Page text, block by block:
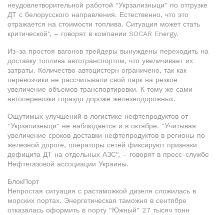
неудовлетворительной работой "Укрзализныци" по отгрузке
ДТ с белорусского направления. Естественно, что это
отражается на стоимости топлива. Ситуация может стать
критической", – говорят в компании SOCAR Energy.
Из-за простоя вагонов трейдеры вынуждены переходить на
доставку топлива автотранспортом, что увеличивает их
затраты. Количество автоцистерн ограничено, так как
перевозчики не рассчитывали свой парк на резкое
увеличение объемов транспортировки. К тому же сами
автоперевозки гораздо дороже железнодорожных.
Ощутимых улучшений в логистике нефтепродуктов от
"Укрзализныци" не наблюдается и в октябре. "Учитывая
увеличение сроков доставки нефтепродуктов в регионы по
железной дороге, операторы сетей фиксируют признаки
дефицита ДТ на отдельных АЗС", – говорят в пресс-службе
Нефтегазовой ассоциации Украины.
БлокПорт
Непростая ситуация с растаможкой дизеля сложилась в
морских портах. Энергетическая таможня в сентябре
отказалась оформить в порту "Южный" 27 тысяч тонн